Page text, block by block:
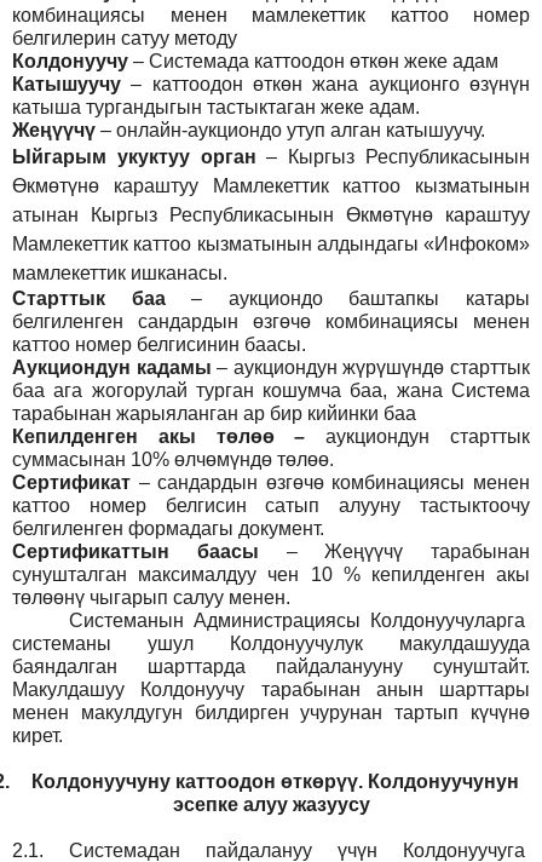
комбинациясы менен мамлекеттик каттоо номер
белгилерин сатуу методу
Колдонуучу – Системада каттоодон өткөн жеке адам
Катышуучу – каттоодон өткөн жана аукционго өзүнүн
катыша тургандыгын тастыктаган жеке адам.
Жеңүүчү – онлайн-аукциондо утуп алган катышуучу.
Ыйгарым укуктуу орган –
Кыргыз Республикасынын
Өкмөтүнө караштуу Мамлекеттик каттоо кызматынын
атынан Кыргыз Республикасынын Өкмөтүнө караштуу
Мамлекеттик каттоо кызматынын алдындагы «Инфоком»
мамлекеттик ишканасы.
Старттык баа– аукциондо баштапкы катары
белгиленген сандардын өзгөчө комбинациясы менен
каттоо номер белгисинин баасы.
Аукциондун кадамы – аукциондун жүрүшүндө старттык
баа ага жогорулай турган кошумча баа, жана Система
тарабынан жарыяланган ар бир кийинки баа
Кепилденген акы төлөө
–аукциондун старттык
суммасынан 10% өлчөмүндө төлөө.
Сертификат – сандардын өзгөчө комбинациясы менен
каттоо номер белгисин сатып алууну тастыктоочу
белгиленген формадагы документ.
Сертификаттын баасы – Жеңүүчү тарабынан
сунушталган максималдуу чен 10 % кепилденген акы
төлөөнү чыгарып салуу менен.
СистеманынАдминистрациясы Колдонуучуларга
системаны ушул Колдонуучулук макулдашууда
баяндалган шарттарда пайдаланууну сунуштайт.
Макулдашуу Колдонуучу тарабынан анын шарттары
менен макулдугун билдирген учурунан тартып күчүнө
кирет.
Колдонуучуну каттоодон өткөрүү. Колдонуучунун
эсепке алуу жазуусу
2.1.
Системадан пайдалануу үчүн Колдонуучуга